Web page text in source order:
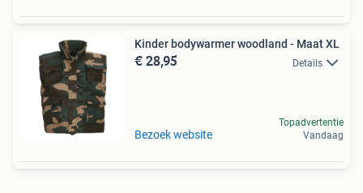
Kinder bodywarmer woodland - Maat XL
€ 28,95 Details
Bezoek website
Topadvertentie
Vandaag